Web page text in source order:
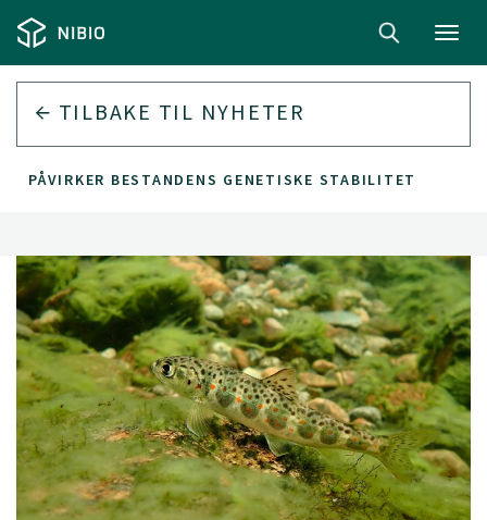
TILBAKE TIL NYHETER
PÅVIRKER BESTANDENS GENETISKE STABILITET